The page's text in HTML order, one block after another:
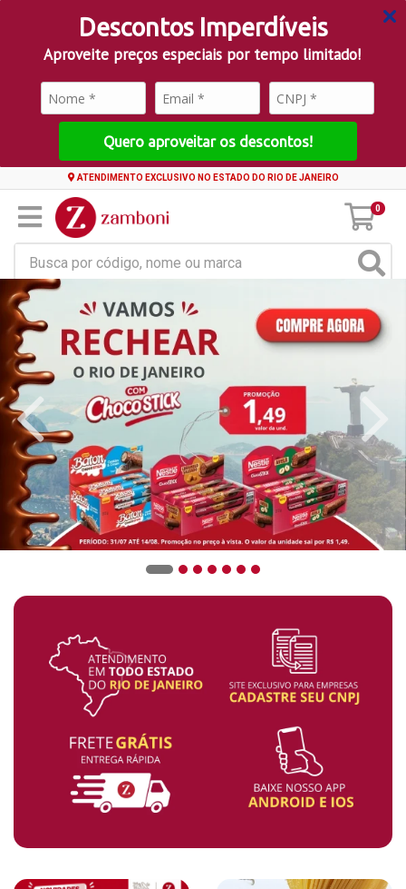
Descontos Imperdíveis
Aproveite preços especiais por tempo limitado!
Quero aproveitar os descontos!
ATENDIMENTO EXCLUSIVO NO ESTADO DO RIO DE JANEIRO
0